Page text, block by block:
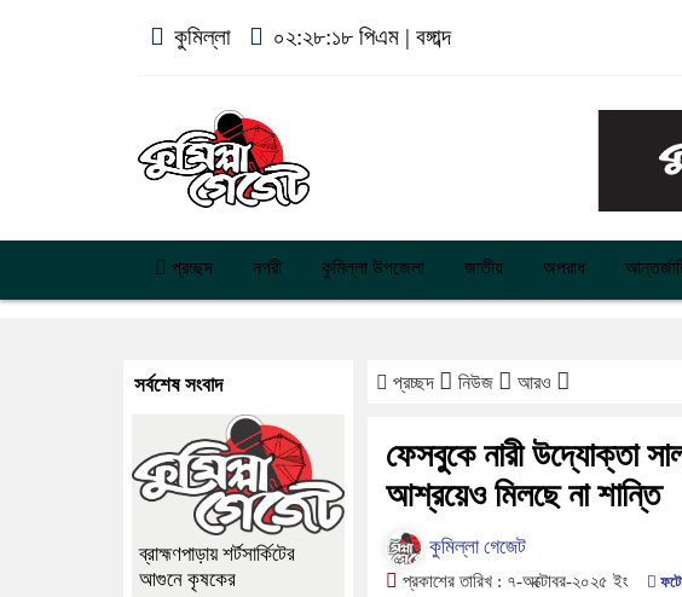
কুমিল্লা ০২:২৮:১৯ পিএম| বঙ্গাব্দ
প্রচ্ছদ নগরী কুমিল্লা উপজেলা জাতীয় অপরাধ
প্রচ্ছদ নিউজ আরও
ফেসবুকে নারী উদ্যোক্তা
আশ্রয়েও মিলছে না শান্তি
কুমিল্লা গেজেট
প্রকাশের তারিখ : ৭-অক্টোবর-২০২৫ ইং
সর্বশেষ সংবাদ
ব্রাহ্মণপাড়ায় শর্টসার্কিটের
আগুনে কৃষকের